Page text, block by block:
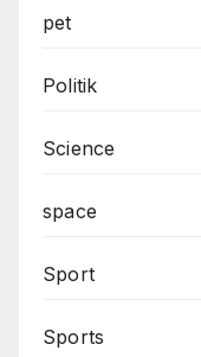
pet
Politik
Science
space
Sport
Sports